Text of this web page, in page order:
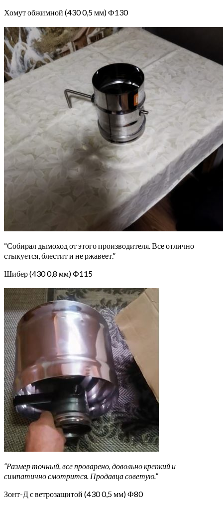
Хомут обжимной (430 0,5 мм) Ф130
“Собирал дымоход от этого производителя. Все отлично
стыкуется, блестит и не ржавеет.”
Шибер (430 0,8 мм) Ф115
“Размер точный, все проварено, довольно крепкий и
симпатично смотрится. Продавца советую.”
Зонт-Д с ветрозащитой (430 0,5 мм) Ф80